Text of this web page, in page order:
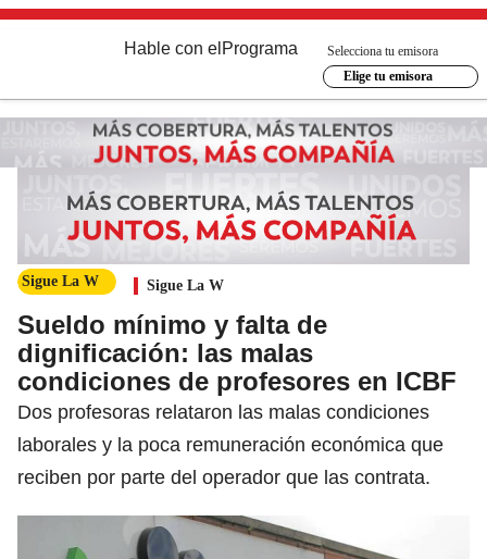
Hable con el Programa
Selecciona tu emisora
Elige tu emisora
Sigue La W Sigue La W
Sueldo mínimo y falta de
dignificación: las malas
condiciones de profesores en ICBF
Dos profesoras relataron las malas condiciones
laborales y la poca remuneración económica que
reciben por parte del operador que las contrata.